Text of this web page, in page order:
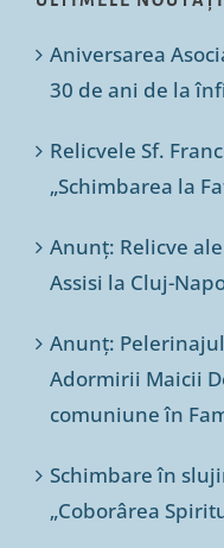
Aniversarea
30 de ani de la
Relicvele Sf.
„Schimbarea la
Anunț: Relicve
Assisi la Cluj-
Anunț:
Adormirii Maicii
comuniune în
Schimbare în
„Coborârea